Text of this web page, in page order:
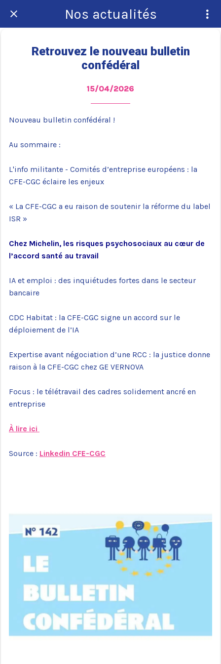
Nos actualités
Retrouvez le nouveau bulletin
confédéral
15/04/2026
Nouveau bulletin confédéral !
Au sommaire :
L'info militante - Comités d’entreprise européens : la
CFE-CGC éclaire les enjeux
« La CFE-CGC a eu raison de soutenir la réforme du label
ISR »
Chez Michelin, les risques psychosociaux au cœur de
l’accord santé au travail
IA et emploi : des inquiétudes fortes dans le secteur
bancaire
CDC Habitat : la CFE-CGC signe un accord sur le
déploiement de l’IA
Expertise avant négociation d’une RCC : la justice donne
raison à la CFE-CGC chez GE VERNOVA
Focus : le télétravail des cadres solidement ancré en
entreprise
À lire ici
Source : Linkedin CFE-CGC